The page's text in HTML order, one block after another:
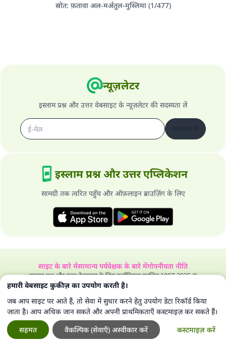
स्रोत: फ़तावा अल-मर्अतुल-मुस्लिमा (1/477)
न्यूज़लेटर
इस्लाम प्रश्न और उत्तर वेबसाइट के न्यूज़लेटर की सदस्यता लें
इस्लाम प्रश्न और उत्तर एप्लिकेशन
सामग्री तक त्वरित पहुँच और ऑफ़लाइन ब्राउज़िंग के लिए
साइट के बारे मेंसामान्य पर्यवेक्षक के बारे मेंगोपनीयता नीति
इस्लाम प्रश्न और उत्तर वेबसाइट के लिए सर्वाधिकार सुरक्षित 1997-2025 ©
हमारी वेबसाइट कुकीज़ का उपयोग करती है।
जब आप साइट पर आते हैं, तो सेवा में सुधार करने हेतु उपयोग डेटा रिकॉर्ड किया
जाता है। आप अधिक जान सकते और अपनी प्राथमिकताएँ कस्टमाइज़ कर सकते हैं।
कस्टमाइज़ करें
वैकल्पिक (सेवाएँ) अस्वीकार करें
सहमत